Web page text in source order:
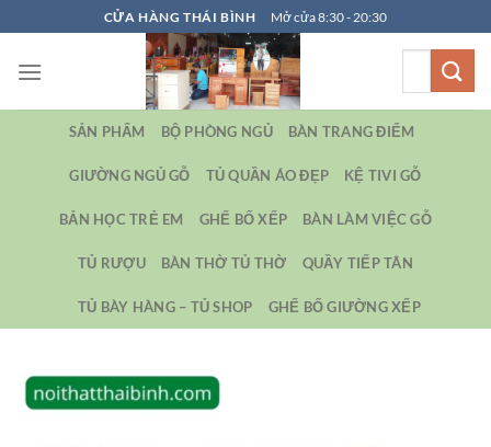
qua
nội
CỬA HÀNG THÁI BÌNH Mở cửa 8:30 - 20:30
SẢN PHẨM BỘ PHÒNG NGỦ BÀN TRANG ĐIỂM
GIƯỜNG NGỦ GỖ TỦ QUẦN ÁO ĐẸP KỆ TIVI GỖ
BẢN HỌC TRẺ EM GHẾ BỐ XẾP BÀN LÀM VIỆC GỖ
TỦ RƯỢU BÀN THỜ TỦ THỜ QUẦY TIẾP TÂN
TỦ BÀY HÀNG – TỦ SHOP GHẾ BỐ GIƯỜNG XẾP